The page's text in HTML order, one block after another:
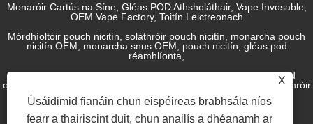
X
Úsáidimid fianáin chun eispéireas brabhsála níos
fearr a thairiscint duit, chun anailís a dhéanamh ar
Monaróir Cartús na Síne, Gléas POD Athsholáthair, Vape Invosable,
OEM Vape Factory, Toitín Leictreonach
Mórdhíoltóir pouch nicitín, soláthróir pouch nicitín, monarcha pouch
nicitín OEM, monarcha snus OEM, pouch nicitín, gléas pod
réamhlíonta,
Gléas pod athlíonta, córas pod, gléas pod dúnta, trealamh pod
oscailte, r-leacht, r-sú, déantúsóir leacht toitíní leictreonach, soláthróir
snus.